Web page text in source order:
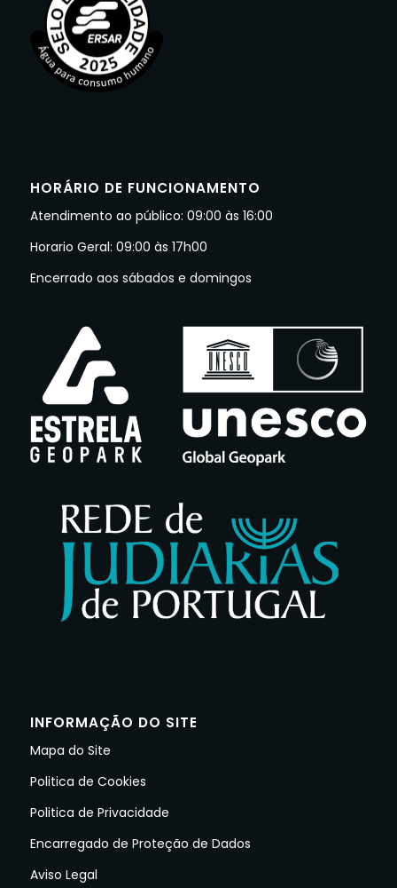
HORÁRIO DE FUNCIONAMENTO
Atendimento ao público: 09:00 às 16:00
Horario Geral: 09:00 às 17h00
Encerrado aos sábados e domingos
INFORMAÇÃO DO SITE
Mapa do Site
Politica de Cookies
Politica de Privacidade
Encarregado de Proteção de Dados
Aviso Legal